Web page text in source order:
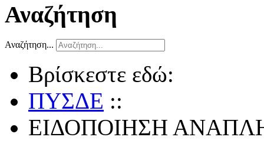
Αναζήτηση
Αναζήτηση...
Βρίσκεστε εδώ:
ΠΥΣΔΕ ::
ΕΙΔΟΠΟΙΗΣΗ